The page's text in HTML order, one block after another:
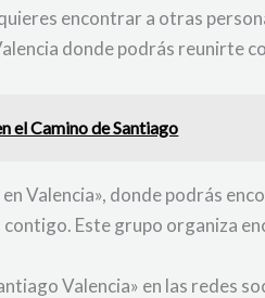
encontrar a otras
donde podrás reunirte
el Camino de Santiago
Valencia», donde podrás
Este grupo organiza
Valencia» en las redes